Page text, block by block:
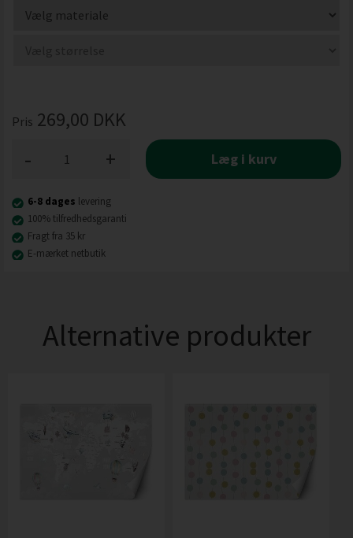
Pris 269,00 DKK
+
- Læg i kurv
6-8 dages levering
100% tilfredhedsgaranti
Fragt fra 35 kr
E-mærket netbutik
Alternative produkter